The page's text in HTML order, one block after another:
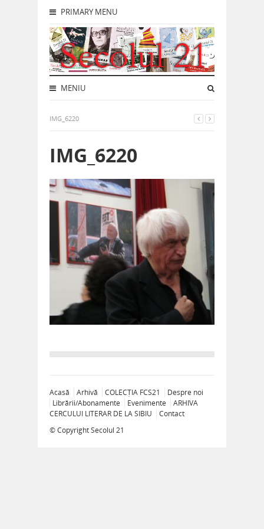
PRIMARY MENU
MENIU
IMG_6220
IMG_6220
Acasă Arhivă COLECȚIA FCS21
Despre noi
Librării/Abonamente
Evenimente
ARHIVA
CERCULUI LITERAR DE LA SIBIU
Contact
© CopyrightSecolul 21